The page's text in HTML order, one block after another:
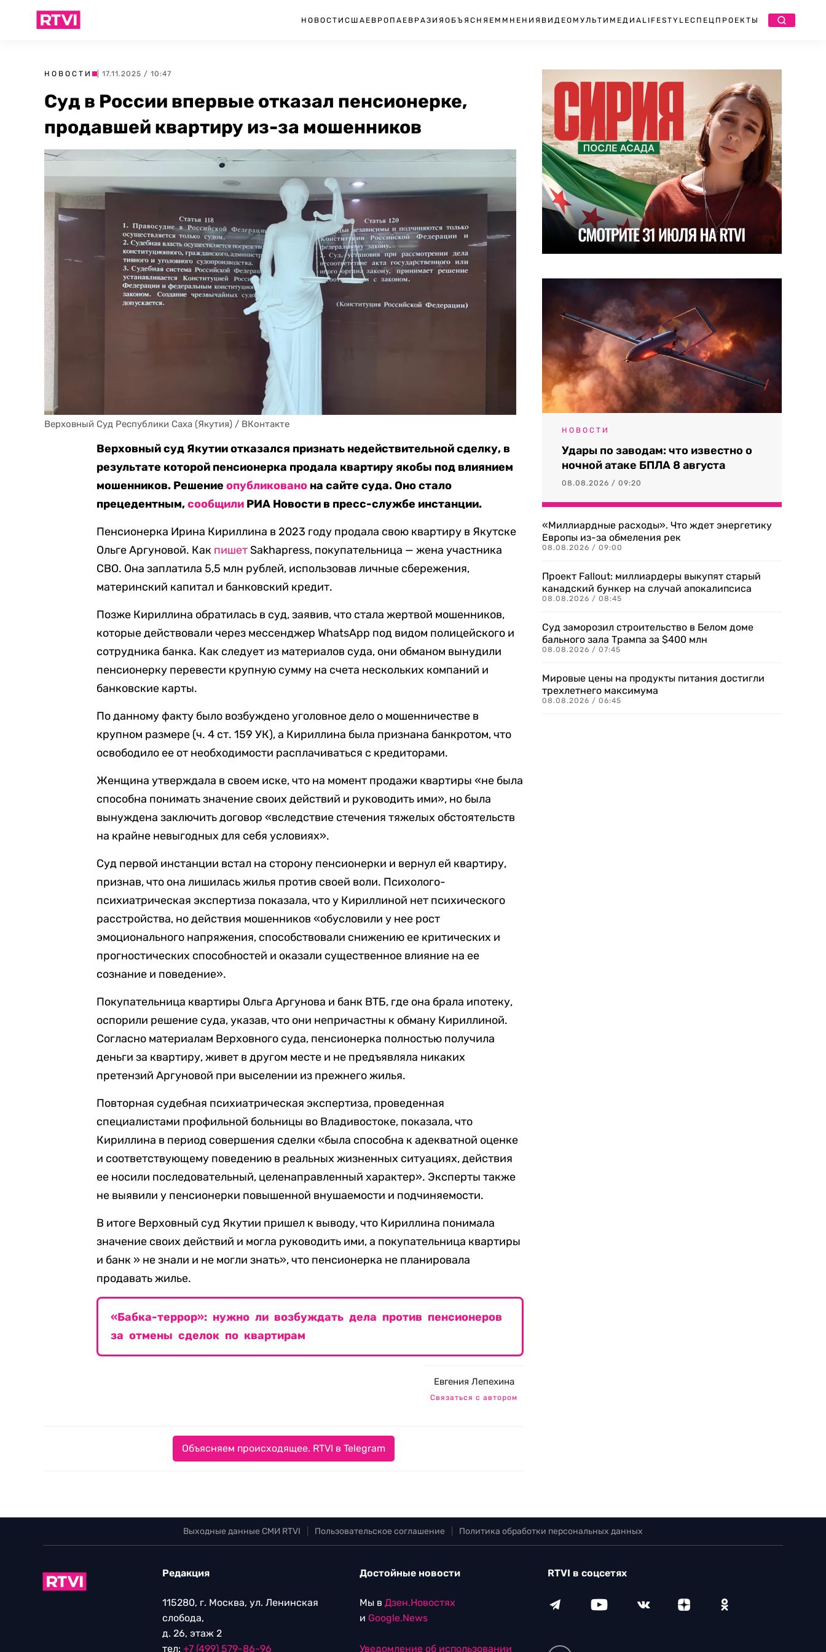
НОВОСТИ США ЕВРОПА ЕВРАЗИЯ ОБЪЯСНЯЕМ МНЕНИЯ ВИДЕО МУЛЬТИМЕДИА LIFESTYLEСПЕЦПРОЕКТЫ
НОВОСТИ | 17.11.2025 / 10:47
Суд в России впервые отказал пенсионерке,
продавшей квартиру из-за мошенников
Верховный Суд Республики Саха (Якутия) / ВКонтакте
Верховный суд Якутии отказался признать недействительной сделку, в
результате которой пенсионерка продала квартиру якобы под влиянием
мошенников. Решениеопубликовано на сайте суда. Оно стало
прецедентным,сообщили РИА Новости в пресс-службе инстанции.
Пенсионерка Ирина Кириллина в 2023 году продала свою квартиру в Якутске
Ольге Аргуновой. Как пишетSakhapress, покупательница — жена участника
СВО. Она заплатила 5,5 млн рублей, использовав личные сбережения,
материнский капитал и банковский кредит.
Позже Кириллина обратилась в суд, заявив, что стала жертвой мошенников,
которые действовали через мессенджер WhatsApp под видом полицейского и
сотрудника банка. Как следует из материалов суда, они обманом вынудили
пенсионерку перевести крупную сумму на счета нескольких компаний и
банковские карты.
По данному факту было возбуждено уголовное дело о мошенничестве в
крупном размере (ч. 4 ст. 159 УК), а Кириллина была признана банкротом, что
освободило ее от необходимости расплачиваться с кредиторами.
Женщина утверждала в своем иске, что на момент продажи квартиры «не была
способна понимать значение своих действий и руководить ими», но была
вынуждена заключить договор «вследствие стечения тяжелых обстоятельств
на крайне невыгодных для себя условиях».
Суд первой инстанции встал на сторону пенсионерки и вернул ей квартиру,
признав, что она лишилась жилья против своей воли. Психолого-
психиатрическая экспертиза показала, что у Кириллиной нет психического
расстройства, но действия мошенников «обусловили у нее рост
эмоционального напряжения, способствовали снижению ее критических и
прогностических способностей и оказали существенное влияние на ее
сознание и поведение».
Покупательница квартиры Ольга Аргунова и банк ВТБ, где она брала ипотеку,
оспорили решение суда, указав, что они непричастны к обману Кириллиной.
Согласно материалам Верховного суда, пенсионерка полностью получила
деньги за квартиру, живет в другом месте и не предъявляла никаких
претензий Аргуновой при выселении из прежнего жилья.
Повторная судебная психиатрическая экспертиза, проведенная
специалистами профильной больницы во Владивостоке, показала, что
Кириллина в период совершения сделки «была способна к адекватной оценке
и соответствующему поведению в реальных жизненных ситуациях, действия
ее носили последовательный, целенаправленный характер». Эксперты также
не выявили у пенсионерки повышенной внушаемости и подчиняемости.
В итоге Верховный суд Якутии пришел к выводу, что Кириллина понимала
значение своих действий и могла руководить ими, а покупательница квартиры
и банк » не знали и не могли знать», что пенсионерка не планировала
продавать жилье.
«Бабка-террор»: нужно ли возбуждать дела против пенсионеров
за отмены сделок по квартирам
Евгения Лепехина
Связаться с автором
Объясняем происходящее. RTVI в Telegram
НОВОСТИ
Удары по заводам: что известно о
ночной атаке БПЛА 8 августа
08.08.2026 / 09:20
«Миллиардные расходы». Что ждет энергетику
Европы из-за обмеления рек
08.08.2026 / 09:00
Проект Fallout: миллиардеры выкупят старый
канадский бункер на случай апокалипсиса
08.08.2026 / 08:45
Суд заморозил строительство в Белом доме
бального зала Трампа за $400 млн
08.08.2026 / 07:45
Мировые цены на продукты питания достигли
трехлетнего максимума
08.08.2026 / 06:45
Выходные данные СМИ RTVI Пользовательское соглашение Политика обработки персональных данных
Редакция
115280, г. Москва, ул. Ленинская
слобода,
д. 26, этаж 2
тел: +7 (499) 579-86-96
Достойные новости
Мы в Дзен.Новостях
и Google.News
Уведомление об использовании
RTVI в соцсетях